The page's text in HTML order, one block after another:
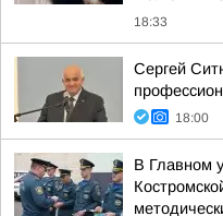
18:33
Сергей
18:00
В Главном